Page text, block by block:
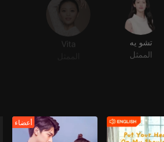
تشو يه
الممثل
Vita
أعضاء